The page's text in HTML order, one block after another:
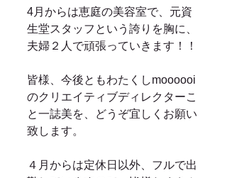
4月からは恵庭の美容室で、元資
生堂スタッフという誇りを胸に、
夫婦２人で頑張っていきます！！
皆様、今後ともわたくしmoooooi
のクリエイティブディレクターこ
と一誌美を、どうぞ宜しくお願い
致します。
４月からは定休日以外、フルで出